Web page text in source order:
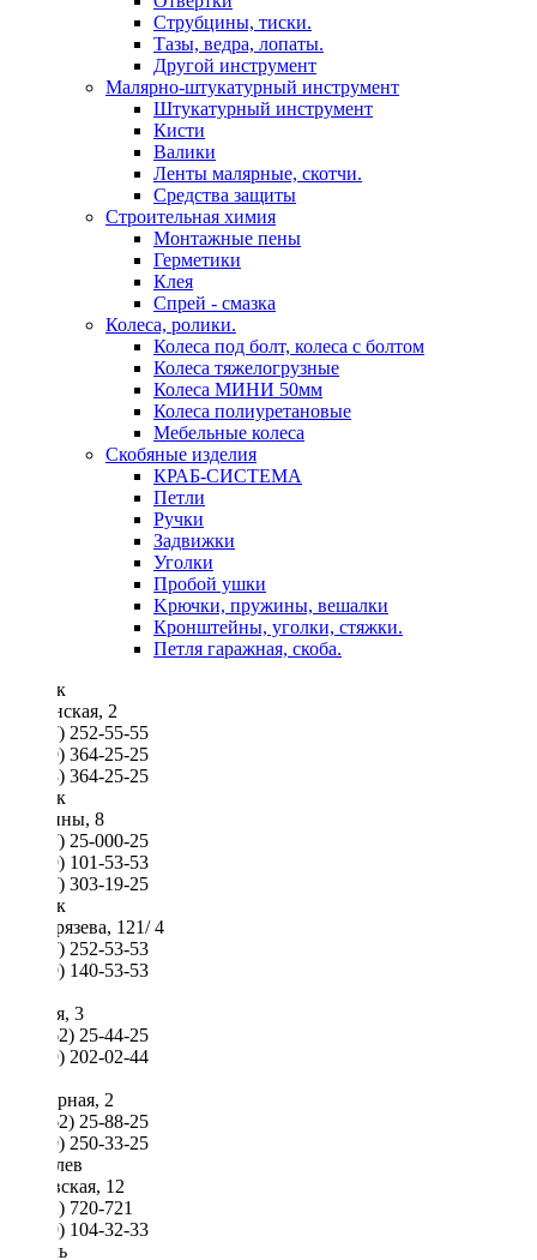
Cтрубцины, тиски.
Тазы, ведра, лопаты.
Другой инструмент
Малярно-штукатурный инструмент
Штукатурный инструмент
Кисти
Валики
Ленты малярные, скотчи.
Средства защиты
Строительная химия
Монтажные пены
Герметики
Клея
Спрей - смазка
Колеса, ролики.
Колеса под болт, колеса с болтом
Колеса тяжелогрузные
Колеса МИНИ 50мм
Колеса полиуретановые
Мебельные колеса
Скобяные изделия
КРАБ-СИСТЕМА
Петли
Ручки
Задвижки
Уголки
Пробой ушки
Kрючки, пружины, вешалки
Кронштейны, уголки, стяжки.
Петля гаражная, скоба.
Минск
Неманская, 2
8 (017) 252-55-55
8 (029) 364-25-25
8 (033) 364-25-25
Минск
Скорины, 8
8 (017) 25-000-25
8 (029) 101-53-53
8 (017) 303-19-25
Минск
Тимирязева, 121/ 4
8 (017) 252-53-53
8 (029) 140-53-53
Гоголя, 3
8 (0162) 25-44-25
8 (029) 202-02-44
Карьерная, 2
8 (0162) 25-88-25
8 (029) 250-33-25
Могилев
Быховская, 12
8 (222) 720-721
8 (029) 104-32-33
Гомель